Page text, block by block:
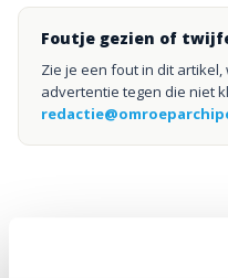
Foutje gezien of
Zie je een fout in dit
advertentie tegen die niet